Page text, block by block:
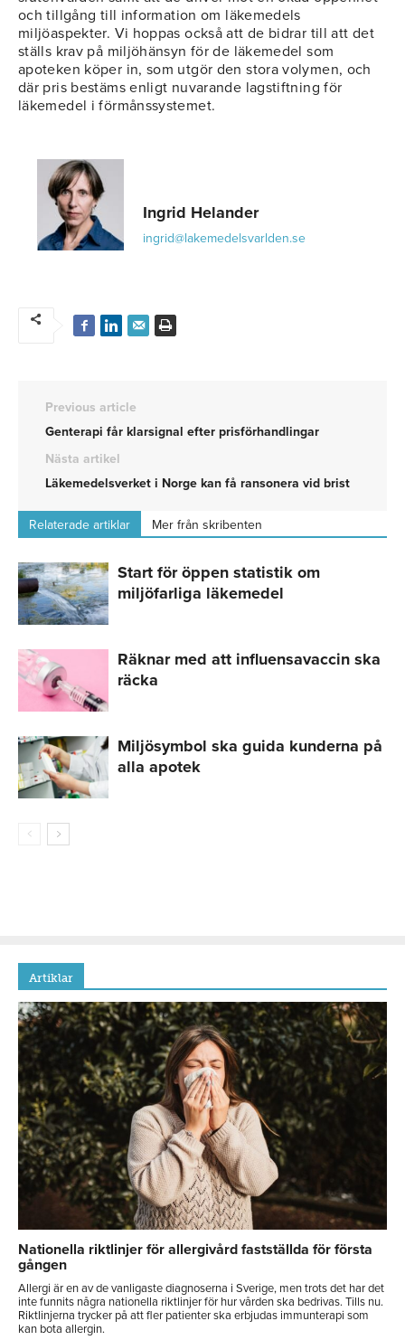
och tillgång till information om läkemedels
miljöaspekter. Vi hoppas också att de bidrar till att det
ställs krav på miljöhänsyn för de läkemedel som
apoteken köper in, som utgör den stora volymen, och
där pris bestäms enligt nuvarande lagstiftning för
läkemedel i förmånssystemet.
Ingrid Helander
ingrid@lakemedelsvarlden.se
Previous article
Genterapi får klarsignal efter prisförhandlingar
Nästa artikel
Läkemedelsverket i Norge kan få ransonera vid brist
Relaterade artiklar Mer från skribenten
Start för öppen statistik om
miljöfarliga läkemedel
Räknar med att influensavaccin ska
räcka
Miljösymbol ska guida kunderna på
alla apotek
Artiklar
Nationella riktlinjer för allergivård fastställda för första
gången
Allergi är en av de vanligaste diagnoserna i Sverige, men trots det har det
inte funnits några nationella riktlinjer för hur vården ska bedrivas. Tills nu.
Riktlinjerna trycker på att fler patienter ska erbjudas immunterapi som
kan bota allergin.